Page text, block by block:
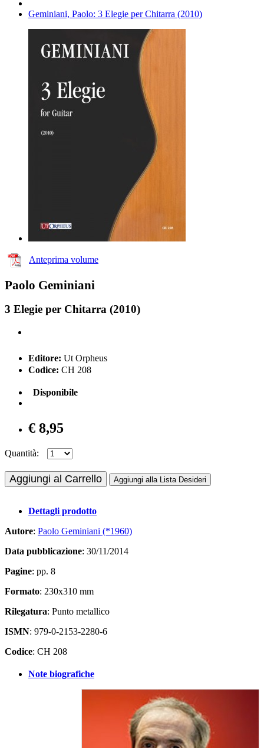
Geminiani, Paolo: 3 Elegie per Chitarra (2010)
Anteprima volume
Paolo Geminiani
3 Elegie per Chitarra (2010)
Editore: Ut Orpheus
Codice: CH 208
Disponibile
€ 8,95
Quantità:
Aggiungi al Carrello Aggiungi alla Lista Desideri
Dettagli prodotto
Autore: Paolo Geminiani (*1960)
Data pubblicazione: 30/11/2014
Pagine: pp. 8
Formato: 230x310 mm
Rilegatura: Punto metallico
ISMN: 979-0-2153-2280-6
Codice: CH 208
Note biografiche